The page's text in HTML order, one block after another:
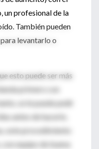
un profesional de la
También pueden
levantarlo o
esto puede ser más
primero con
se le puede pedir
antes de hacerlo.
este procedimiento
equipo de buena